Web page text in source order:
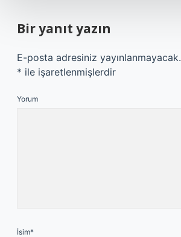
Bir yanıt yazın
E-posta adresiniz yayınlanmayacak.
* ile işaretlenmişlerdir
Yorum
İsim*